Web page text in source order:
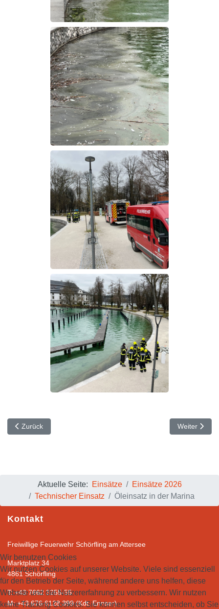
Vorheriger Beitrag: LKW Bergung in Seewalchen
Zurück Nächster
Weiter
Aktuelle Seite: Einsätze
Einsätze 2026
Technischer Einsatz
Öleinsatz in der Marina
Kontakt
Freiwillige Feuerwehr Schörfling am Attersee
Marktplatz 34
4861 Schörfling
T: +43 7662 3255-55
M: +43 676 6128 399 (Kdt. Ennser)
Wir benutzen Cookies
Wir nutzen Cookies auf unserer Website. Viele sind essenziell
für den Betrieb der Seite, während andere uns helfen, diese
Website und die Nutzererfahrung zu verbessern. Wir nutzen
keine Tracking Cookies. Sie können selbst entscheiden, ob Sie